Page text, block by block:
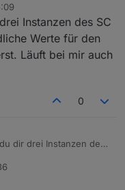
Bereiche, die
steuern können. das
etc. Dazu
zuordbar sein.
des
mache.
deine Tipps.
Instanzen des SC
Werte für den
Läuft bei mir auch
0
dir drei Instanzen des
definierst. Läuft bei